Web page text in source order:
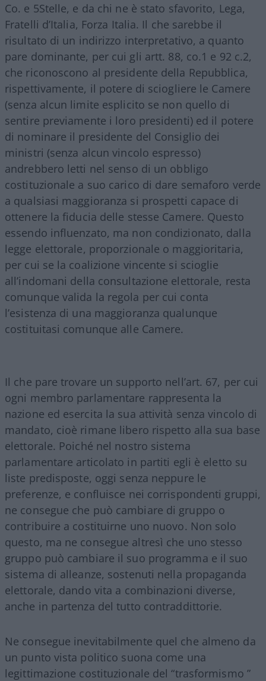
Co. e 5Stelle, e da chi ne è stato sfavorito, Lega,
Fratelli d’Italia, Forza Italia. Il che sarebbe il
risultato di un indirizzo interpretativo, a quanto
pare dominante, per cui gli artt. 88, co.1 e 92 c.2,
che riconoscono al presidente della Repubblica,
rispettivamente, il potere di sciogliere le Camere
(senza alcun limite esplicito se non quello di
sentire previamente i loro presidenti) ed il potere
di nominare il presidente del Consiglio dei
ministri (senza alcun vincolo espresso)
andrebbero letti nel senso di un obbligo
costituzionale a suo carico di dare semaforo verde
a qualsiasi maggioranza si prospetti capace di
ottenere la fiducia delle stesse Camere. Questo
essendo influenzato, ma non condizionato, dalla
legge elettorale, proporzionale o maggioritaria,
per cui se la coalizione vincente si scioglie
all’indomani della consultazione elettorale, resta
comunque valida la regola per cui conta
l’esistenza di una maggioranza qualunque
costituitasi comunque alle Camere.
Il che pare trovare un supporto nell’art. 67, per cui
ogni membro parlamentare rappresenta la
nazione ed esercita la sua attività senza vincolo di
mandato, cioè rimane libero rispetto alla sua base
elettorale. Poiché nel nostro sistema
parlamentare articolato in partiti egli è eletto su
liste predisposte, oggi senza neppure le
preferenze, e confluisce nei corrispondenti gruppi,
ne consegue che può cambiare di gruppo o
contribuire a costituirne uno nuovo. Non solo
questo, ma ne consegue altresì che uno stesso
gruppo può cambiare il suo programma e il suo
sistema di alleanze, sostenuti nella propaganda
elettorale, dando vita a combinazioni diverse,
anche in partenza del tutto contraddittorie.
Ne consegue inevitabilmente quel che almeno da
un punto vista politico suona come una
legittimazione costituzionale del “trasformismo ”